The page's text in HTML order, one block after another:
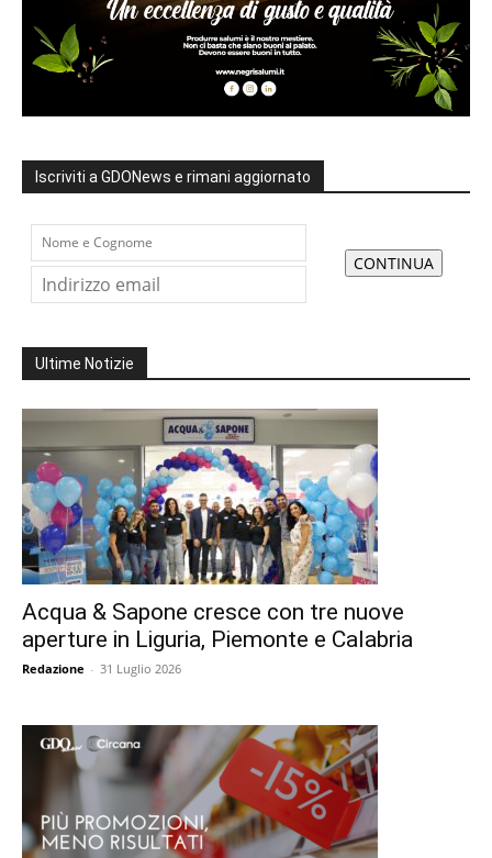
Iscriviti a GDONews e rimani aggiornato
Ultime Notizie
Acqua & Sapone cresce con tre nuove
aperture in Liguria, Piemonte e Calabria
Redazione - 31 Luglio 2026